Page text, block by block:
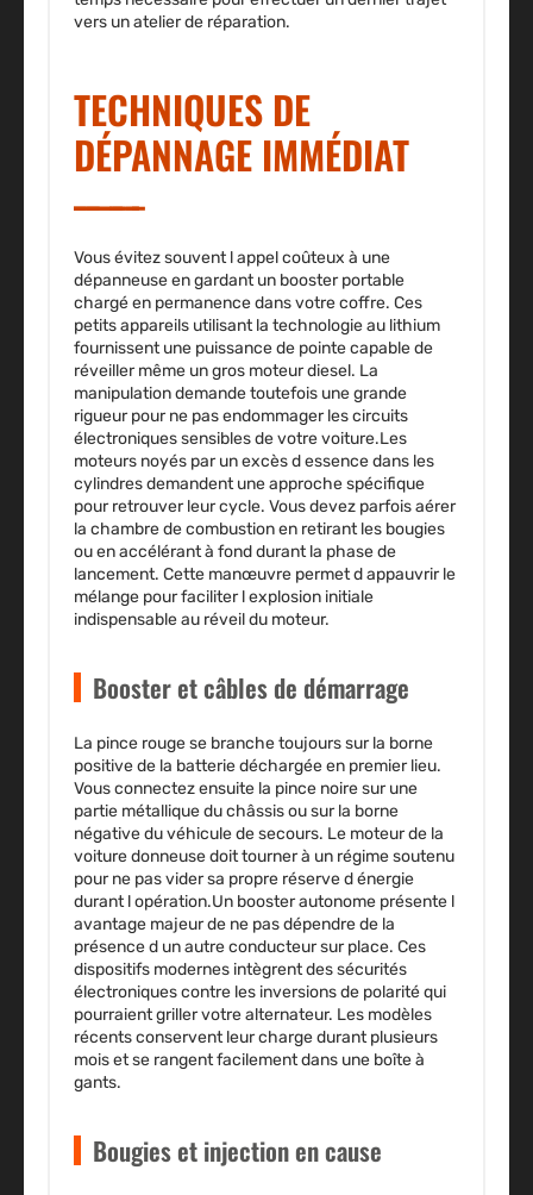
vers un atelier de réparation.
TECHNIQUES DE
DÉPANNAGE IMMÉDIAT
Vous évitez souvent l appel coûteux à une
dépanneuse en gardant un booster portable
chargé en permanence dans votre coffre. Ces
petits appareils utilisant la technologie au lithium
fournissent une puissance de pointe capable de
réveiller même un gros moteur diesel. La
manipulation demande toutefois une grande
rigueur pour ne pas endommager les circuits
électroniques sensibles de votre voiture.Les
moteurs noyés par un excès d essence dans les
cylindres demandent une approche spécifique
pour retrouver leur cycle. Vous devez parfois aérer
la chambre de combustion en retirant les bougies
ou en accélérant à fond durant la phase de
lancement. Cette manœuvre permet d appauvrir le
mélange pour faciliter l explosion initiale
indispensable au réveil du moteur.
Booster et câbles de démarrage
La pince rouge se branche toujours sur la borne
positive de la batterie déchargée en premier lieu.
Vous connectez ensuite la pince noire sur une
partie métallique du châssis ou sur la borne
négative du véhicule de secours. Le moteur de la
voiture donneuse doit tourner à un régime soutenu
pour ne pas vider sa propre réserve d énergie
durant l opération.Un booster autonome présente l
avantage majeur de ne pas dépendre de la
présence d un autre conducteur sur place. Ces
dispositifs modernes intègrent des sécurités
électroniques contre les inversions de polarité qui
pourraient griller votre alternateur. Les modèles
récents conservent leur charge durant plusieurs
mois et se rangent facilement dans une boîte à
gants.
Bougies et injection en cause